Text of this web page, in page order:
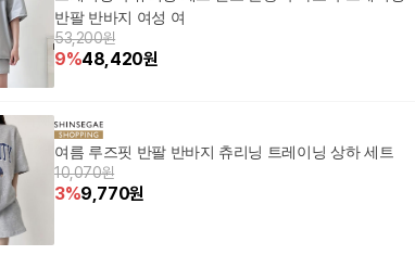
반팔 반바지 여성 여
53,200원
9%48,420원
여름 루즈핏 반팔 반바지 츄리닝 트레이닝 상하 세트
10,070원
3%9,770원